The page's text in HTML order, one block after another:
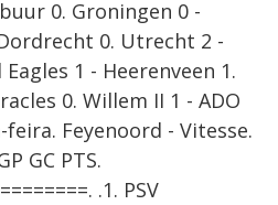
0. Groningen 0 -
0. Utrecht 2 -
1 - Heerenveen 1.
0. Willem II 1 - ADO
feira. Feyenoord - Vitesse.
GC PTS.
.1. PSV